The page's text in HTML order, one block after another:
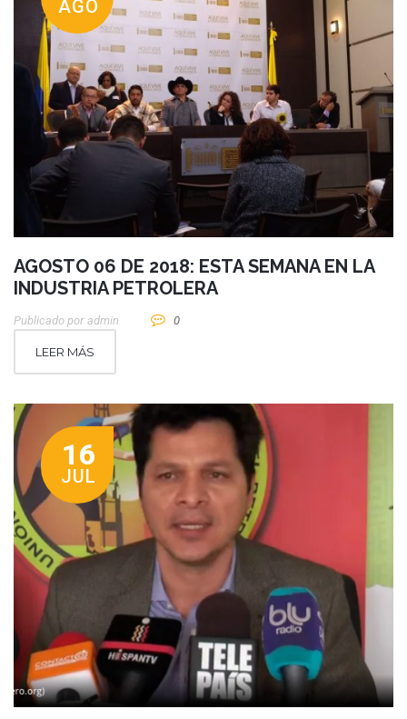
AGO
AGOSTO 06 DE 2018: ESTA SEMANA EN LA
INDUSTRIA PETROLERA
Publicado por Admin 0
LEER MÁS
16
JUL